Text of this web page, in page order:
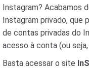
Instagram? Acabamos
Instagram privado, que
de contas privadas do
acesso à conta (ou
Basta acessar o site